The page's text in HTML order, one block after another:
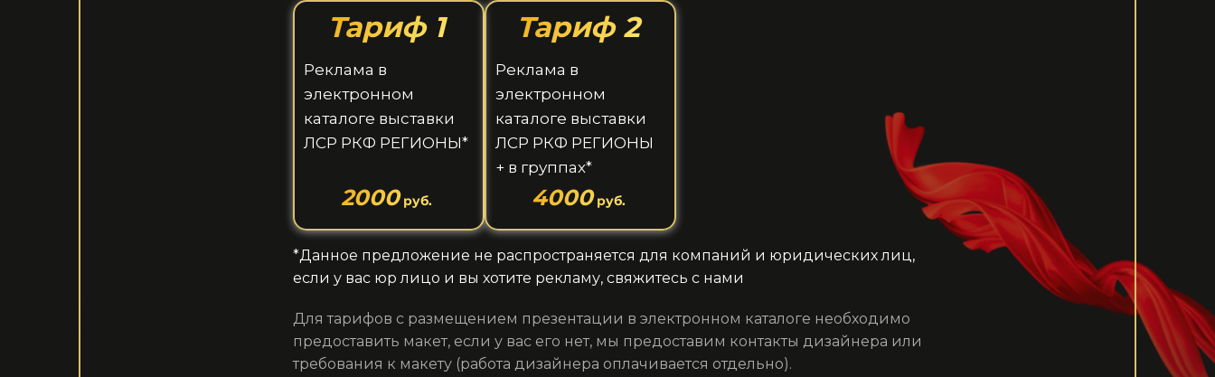
Тариф 1
Реклама в
электронном
каталоге выставки
ЛСР РКФ РЕГИОНЫ*
2000руб.
Тариф 2
Реклама в
электронном
каталоге выставки
ЛСР РКФ РЕГИОНЫ
+ в группах*
4000руб.
*Данное предложение не распространяется для компаний и юридических лиц,
если у вас юр лицо и вы хотите рекламу, свяжитесь с нами
Для тарифов с размещением презентации в электронном каталоге необходимо
предоставить макет, если у вас его нет, мы предоставим контакты дизайнера или
требования к макету (работа дизайнера оплачивается отдельно).